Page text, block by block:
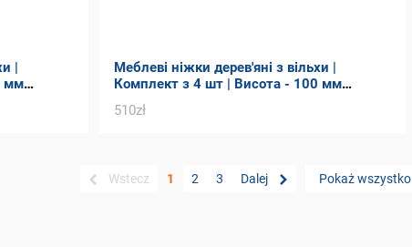
|
мм
Меблеві ніжки дерев'яні з вільхи |
Комплект з 4 шт | Висота - 100 мм
510zł
Wstecz 1 2 3 Dalej Pokaż wszystko